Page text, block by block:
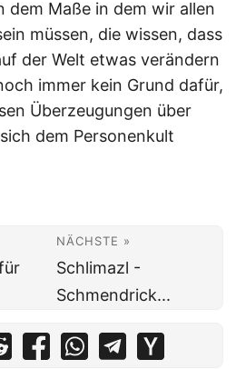
dem Maße in dem wir allen
müssen, die wissen, dass
der Welt etwas verändern
immer kein Grund dafür,
Überzeugungen über
dem Personenkult
NÄCHSTE »
Schlimazl -
Schmendrick...